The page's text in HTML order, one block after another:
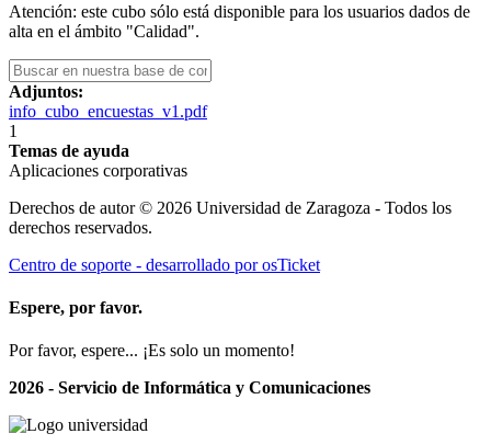
Atención: este cubo sólo está disponible para los usuarios dados de
alta en el ámbito "Calidad".
Adjuntos:
info_cubo_encuestas_v1.pdf
1
Temas de ayuda
Aplicaciones corporativas
Derechos de autor © 2026 Universidad de Zaragoza - Todos los
derechos reservados.
Centro de soporte - desarrollado por osTicket
Espere, por favor.
Por favor, espere... ¡Es solo un momento!
2026 - Servicio de Informática y Comunicaciones